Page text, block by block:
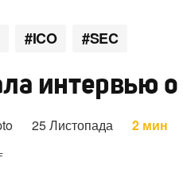
#ICO #SEC
интервью
25 Листопада 2 мин